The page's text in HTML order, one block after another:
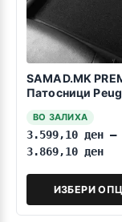
SAMAD.MK
Патосници
ВО ЗАЛИХА
3.599,10 ден –
3.869,10 ден
ИЗБЕРИ